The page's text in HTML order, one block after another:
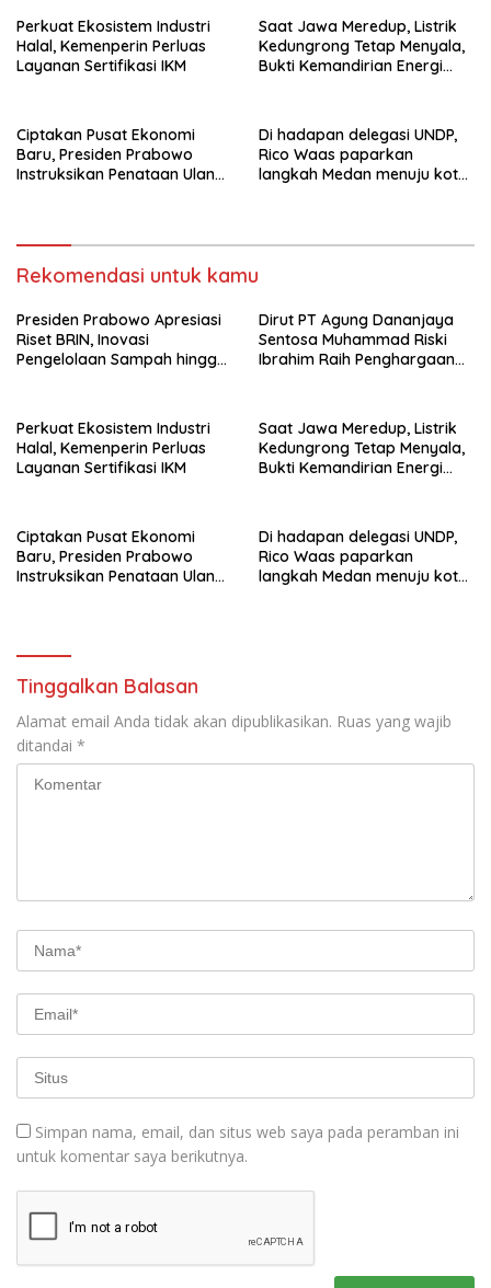
Perkuat Ekosistem Industri
Halal, Kemenperin Perluas
Layanan Sertifikasi IKM
Saat Jawa Meredup, Listrik
Kedungrong Tetap Menyala,
Bukti Kemandirian Energi
Ciptakan Pusat Ekonomi
Baru, Presiden Prabowo
Instruksikan Penataan Ulang
Di hadapan delegasi UNDP,
Rico Waas paparkan
langkah Medan menuju kota
Rekomendasi untuk kamu
Presiden Prabowo Apresiasi
Riset BRIN, Inovasi
Pengelolaan Sampah hingga
Dirut PT Agung Dananjaya
Sentosa Muhammad Riski
Ibrahim Raih Penghargaan
Perkuat Ekosistem Industri
Halal, Kemenperin Perluas
Layanan Sertifikasi IKM
Saat Jawa Meredup, Listrik
Kedungrong Tetap Menyala,
Bukti Kemandirian Energi
Ciptakan Pusat Ekonomi
Baru, Presiden Prabowo
Instruksikan Penataan Ulang
Di hadapan delegasi UNDP,
Rico Waas paparkan
langkah Medan menuju kota
Tinggalkan Balasan
Alamat email Anda tidak akan dipublikasikan. Ruas yang wajib
ditandai *
Simpan nama, email, dan situs web saya pada peramban ini
untuk komentar saya berikutnya.